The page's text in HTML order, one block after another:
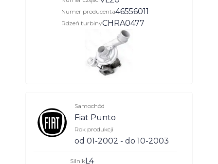
Numer producenta46556011
Rdzeń turbinyCHRA0477
Samochód
Fiat Punto
Rok produkcji
od 01-2002 - do 10-2003
SilnikL4